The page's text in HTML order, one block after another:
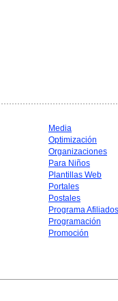
Media
Optimización
Organizaciones
Para Niños
Plantillas Web
Portales
Postales
Programa Afiliados
Programación
Promoción